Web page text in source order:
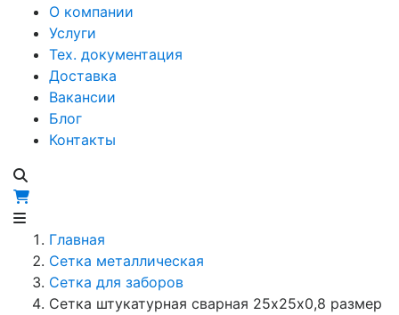
О компании
Услуги
Тех. документация
Доставка
Вакансии
Блог
Контакты
Главная
Сетка металлическая
Сетка для заборов
Сетка штукатурная сварная 25х25х0,8 размер